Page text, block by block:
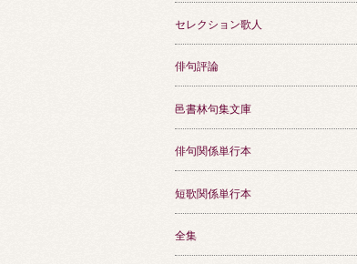
セレクション歌人
俳句評論
邑書林句集文庫
俳句関係単行本
短歌関係単行本
全集